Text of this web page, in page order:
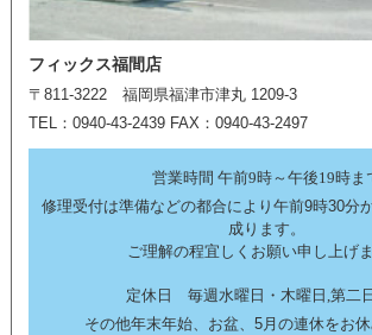
フィックス福間店
〒811-3222 福岡県福津市津丸 1209-3
TEL：0940-43-2439 FAX：0940-43-2497
営業時間 午前9時～午後19時ま
修理受付は準備などの都合により午前9時30分
成ります。
ご理解の程宜しくお願い申し上げま
定休日 毎週水曜日・木曜日,第二
その他年末年始、お盆、5月の連休をお休